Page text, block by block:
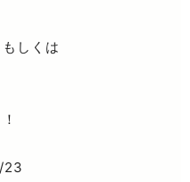
もしくは